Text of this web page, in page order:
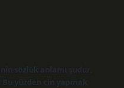
sözlük anlamı şudur.
yüzden cin yapmak